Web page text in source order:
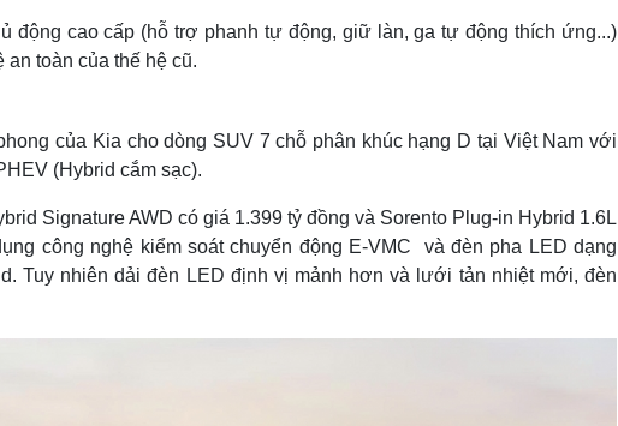
động cao cấp (hỗ trợ phanh tự động, giữ làn, ga tự động thích ứng...)
toàn của thế hệ cũ.
của Kia cho dòng SUV 7 chỗ phân khúc hạng D tại Việt Nam với
(Hybrid cắm sạc).
Signature AWD có giá 1.399 tỷ đồng và Sorento Plug-in Hybrid 1.6L
công nghệ kiểm soát chuyển động E-VMC và đèn pha LED dạng
Tuy nhiên dải đèn LED định vị mảnh hơn và lưới tản nhiệt mới, đèn